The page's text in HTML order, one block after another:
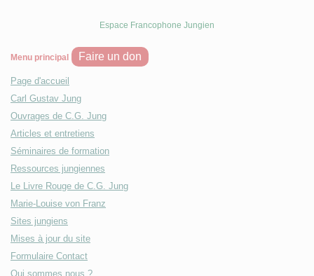
Espace Francophone Jungien
Menu principal Faire un don
Page d'accueil
Carl Gustav Jung
Ouvrages de C.G. Jung
Articles et entretiens
Séminaires de formation
Ressources jungiennes
Le Livre Rouge de C.G. Jung
Marie-Louise von Franz
Sites jungiens
Mises à jour du site
Formulaire Contact
Qui sommes nous ?